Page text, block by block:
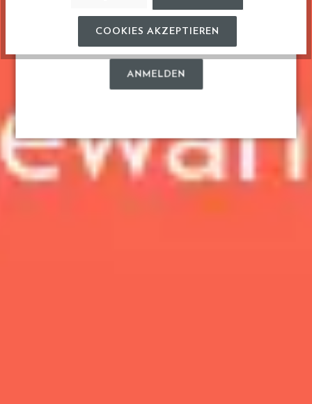
werden. Detaillierte Informationen zum Datenschutz
Datenschutzerklärung.
COOKIES AKZEPTIEREN